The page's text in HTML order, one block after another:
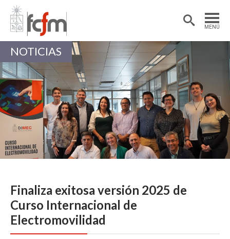
MENÚ
Estudiantes
Académicas/os
NOTICIAS
Finaliza exitosa versión 2025 de
Curso Internacional de
Electromovilidad